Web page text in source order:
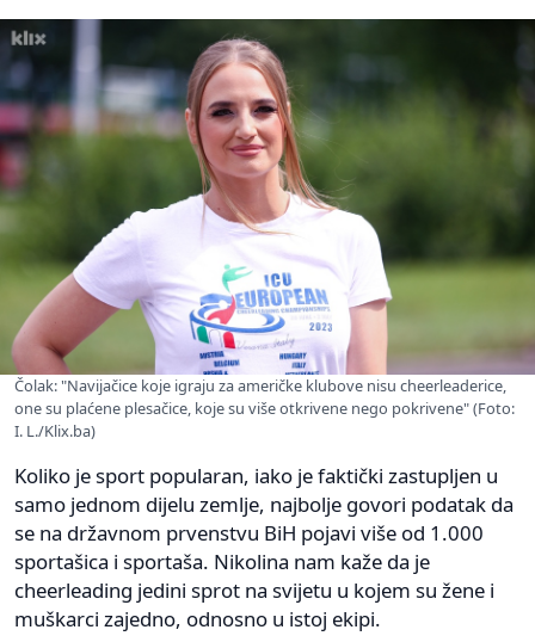
Čolak: "Navijačice koje igraju za američke klubove nisu cheerleaderice,
one su plaćene plesačice, koje su više otkrivene nego pokrivene" (Foto:
I. L./Klix.ba)
Koliko je sport popularan, iako je faktički zastupljen u
samo jednom dijelu zemlje, najbolje govori podatak da
se na državnom prvenstvu BiH pojavi više od 1.000
sportašica i sportaša. Nikolina nam kaže da je
cheerleading jedini sprot na svijetu u kojem su žene i
muškarci zajedno, odnosno u istoj ekipi.